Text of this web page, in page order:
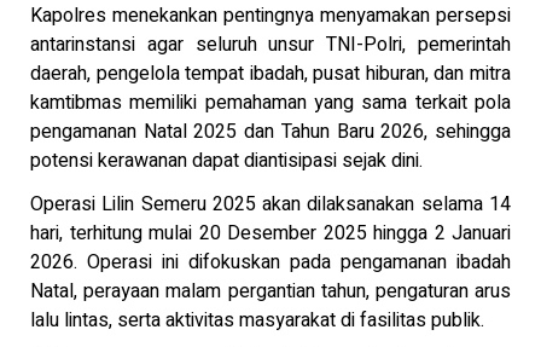
Kapolres menekankan pentingnya menyamakan persepsi
antarinstansi agar seluruh unsur TNI-Polri, pemerintah
daerah, pengelola tempat ibadah, pusat hiburan, dan mitra
kamtibmas memiliki pemahaman yang sama terkait pola
pengamanan Natal 2025 dan Tahun Baru 2026, sehingga
potensi kerawanan dapat diantisipasi sejak dini.
Operasi Lilin Semeru 2025 akan dilaksanakan selama 14
hari, terhitung mulai 20 Desember 2025 hingga 2 Januari
2026. Operasi ini difokuskan pada pengamanan ibadah
Natal, perayaan malam pergantian tahun, pengaturan arus
lalu lintas, serta aktivitas masyarakat di fasilitas publik.